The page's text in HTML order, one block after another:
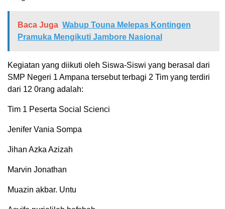
Baca Juga Wabup Touna Melepas Kontingen
Pramuka Mengikuti Jambore Nasional
Kegiatan yang diikuti oleh Siswa-Siswi yang berasal dari
SMP Negeri 1 Ampana tersebut terbagi 2 Tim yang terdiri
dari 12 0rang adalah:
Tim 1 Peserta Social Scienci
Jenifer Vania Sompa
⁠Jihan Azka Azizah
⁠Marvin Jonathan
⁠Muazin akbar. Untu